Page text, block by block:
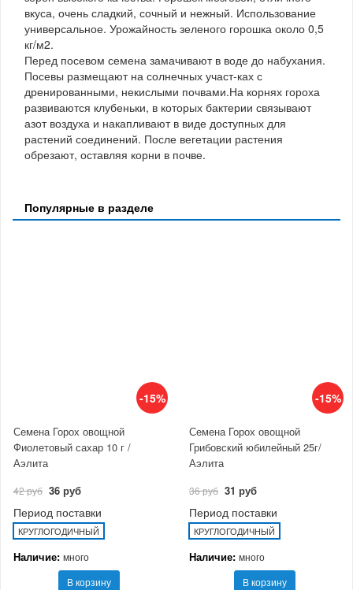
вкуса, очень сладкий, сочный и нежный. Использование
универсальное. Урожайность зеленого горошка около 0,5
кг/м2.
Перед посевом семена замачивают в воде до набухания.
Посевы размещают на солнечных участ-ках с
дренированными, некислыми почвами.На корнях гороха
развиваются клубеньки, в которых бактерии связывают
азот воздуха и накапливают в виде доступных для
растений соединений. После вегетации растения
обрезают, оставляя корни в почве.
Популярные в разделе
-15%
Семена Горох овощной
Фиолетовый сахар 10 г /
Аэлита
42 руб 36 руб
Период поставки
КРУГЛОГОДИЧНЫЙ
Наличие: много
В корзину
-15%
Семена Горох овощной
Грибовский юбилейный 25г/
Аэлита
36 руб 31 руб
Период поставки
КРУГЛОГОДИЧНЫЙ
Наличие: много
В корзину